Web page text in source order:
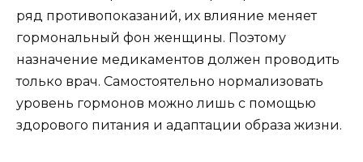
ряд противопоказаний, их влияние меняет
гормональный фон женщины. Поэтому
назначение медикаментов должен проводить
только врач. Самостоятельно нормализовать
уровень гормонов можно лишь с помощью
здорового питания и адаптации образа жизни.